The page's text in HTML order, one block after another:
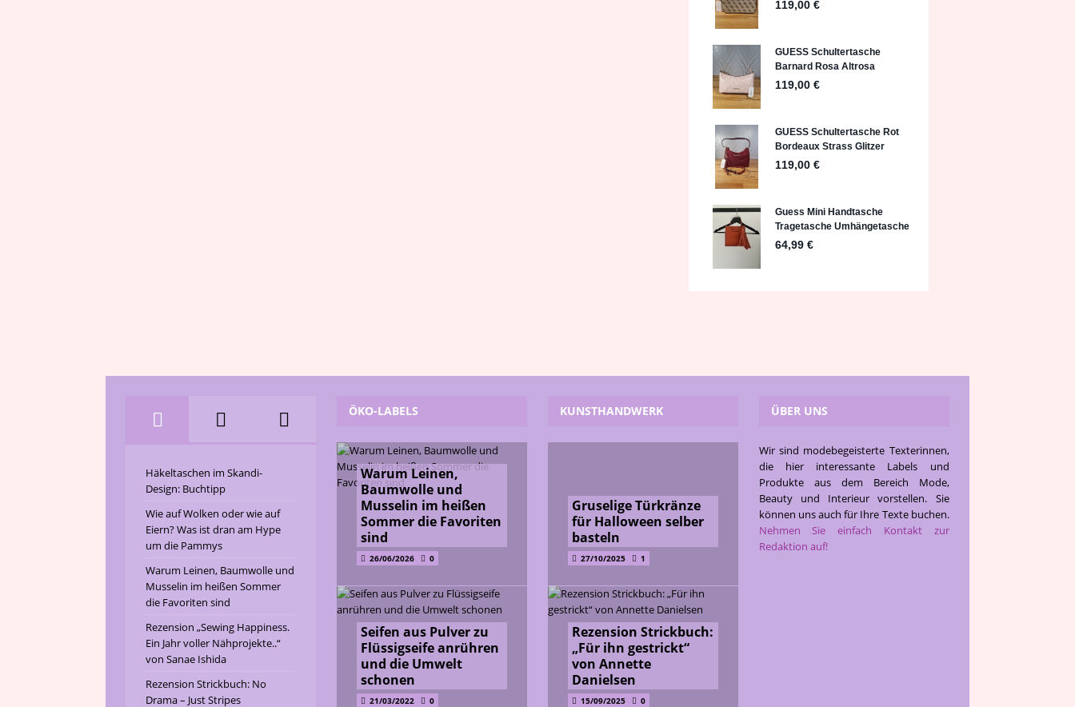
Häkeltaschen im Skandi-
Design: Buchtipp
Wie auf Wolken oder wie auf
Eiern? Was ist dran am Hype
um die Pammys
Warum Leinen, Baumwolle und
Musselin im heißen Sommer
die Favoriten sind
Rezension „Sewing Happiness.
Ein Jahr voller Nähprojekte..“
von Sanae Ishida
Rezension Strickbuch: No
Drama – Just Stripes
ÖKO-LABELS
Warum Leinen,
Baumwolle und
Musselin im heißen
Sommer die Favoriten
sind
26/06/2026 0
Seifen aus Pulver zu
Flüssigseife anrühren
und die Umwelt
schonen
21/03/2022 0
KUNSTHANDWERK
Gruselige Türkränze
für Halloween selber
basteln
27/10/2025 1
Rezension Strickbuch:
„Für ihn gestrickt“
von Annette
Danielsen
15/09/2025 0
ÜBER UNS
Wir sind modebegeisterte Texterinnen,
die hier interessante Labels und
Produkte aus dem Bereich Mode,
Beauty und Interieur vorstellen. Sie
können uns auch für Ihre Texte buchen.
Nehmen Sie einfach Kontakt zur
Redaktion auf!